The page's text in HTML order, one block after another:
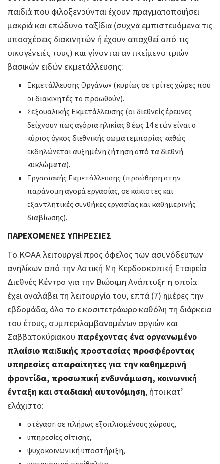
παιδιά που φιλοξενούνται έχουν πραγματοποιήσει
μακριά και επώδυνα ταξίδια (συχνά εμπιστευόμενα τις
υποσχέσεις διακινητών ή έχουν απαχθεί από τις
οικογένειές τους) και γίνονται αντικείμενο τριών
βασικών ειδών εκμετάλλευσης:
Εκμετάλλευσης Οργάνων (κυρίως σε τρίτες χώρες που
οι διακινητές τα προωθούν).
Σεξουαλικής Εκμετάλλευσης (οι διεθνείς έρευνες
δείχνουν πως αγόρια ηλικίας 8 έως 14 ετών είναι ο
κύριος όγκος διεθνικής σωματεμπορίας καθώς
εκδηλώνεται αυξημένη ζήτηση από τα διεθνή
κυκλώματα).
Εργασιακής Εκμετάλλευσης (προώθηση στην
παράνομη αγορά εργασίας, σε κάκιστες και
εξαντλητικές συνθήκες εργασίας και καθημερινής
διαβίωσης).
ΠΑΡΕΧΟΜΕΝΕΣ ΥΠΗΡΕΣΙΕΣ
Το ΚΦΑΑ λειτουργεί προς όφελος των ασυνόδευτων
ανηλίκων από την Αστική Μη Κερδοσκοπική Εταιρεία
Διεθνές Κέντρο για την Βιώσιμη Ανάπτυξη η οποία
έχει αναλάβει τη λειτουργία του, επτά (7) ημέρες την
εβδομάδα, όλο το εικοσιτετράωρο καθόλη τη διάρκεια
του έτους, συμπεριλαμβανομένων αργιών και
Σαββατοκύριακου παρέχοντας ένα οργανωμένο
πλαίσιο παιδικής προστασίας προσφέροντας
υπηρεσίες απαραίτητες για την καθημερινή
φροντίδα, προσωπική ενδυνάμωση, κοινωνική
ένταξη και σταδιακή αυτονόμηση, ήτοι κατ’
ελάχιστο:
στέγαση σε πλήρως εξοπλισμένους χώρους,
υπηρεσίες σίτισης,
ψυχοκοινωνική υποστήριξη,